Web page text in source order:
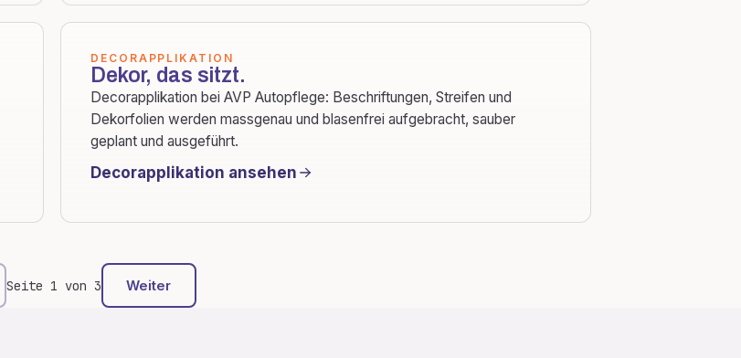
DECORAPPLIKATION
Dekor, das sitzt.
Decorapplikation bei AVP Autopflege: Beschriftungen, Streifen und
Dekorfolien werden massgenau und blasenfrei aufgebracht, sauber
geplant und ausgeführt.
Decorapplikation ansehen
Seite 1 von 3 Weiter